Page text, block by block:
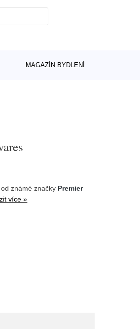
MAGAZÍN BYDLENÍ
od známé značky Premier
více »